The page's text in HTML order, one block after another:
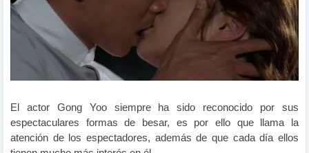
El actor Gong Yoo siempre ha sido reconocido por sus
espectaculares formas de besar, es por ello que llama la
atención de los espectadores, además de que cada día ellos